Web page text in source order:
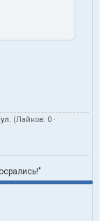
(Лайков: 0 ·